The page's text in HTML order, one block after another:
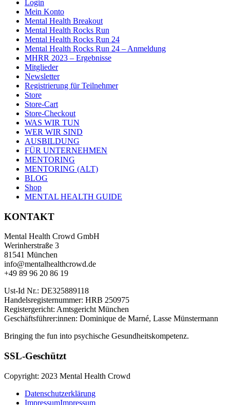
Login
Mein Konto
Mental Health Breakout
Mental Health Rocks Run
Mental Health Rocks Run 24
Mental Health Rocks Run 24 – Anmeldung
MHRR 2023 – Ergebnisse
Mitglieder
Newsletter
Registrierung für Teilnehmer
Store
Store-Cart
Store-Checkout
WAS WIR TUN
WER WIR SIND
AUSBILDUNG
FÜR UNTERNEHMEN
MENTORING
MENTORING (ALT)
BLOG
Shop
MENTAL HEALTH GUIDE
KONTAKT
Mental Health Crowd GmbH
Werinherstraße 3
81541 München
info@mentalhealthcrowd.de
+49 89 96 20 86 19
Ust-Id Nr.: DE325889118
Handelsregisternummer: HRB 250975
Registergericht: Amtsgericht München
Geschäftsführer:innen: Dominique de Marné, Lasse Münstermann
Bringing the fun into psychische Gesundheitskompetenz.
SSL-Geschützt
Copyright: 2023 Mental Health Crowd
Datenschutzerklärung
ImpressumImpressum